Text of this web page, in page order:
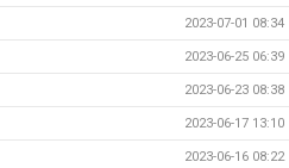
2023-07-01 08:34
2023-06-25 06:39
2023-06-23 08:38
2023-06-17 13:10
2023-06-16 08:22